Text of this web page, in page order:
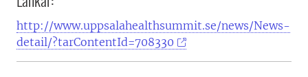
http://www.uppsalahealthsummit.se/news/News-
detail/?tarContentId=708330